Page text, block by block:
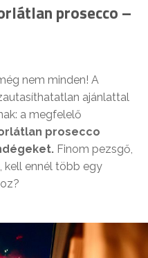
prosecco –
nem minden! A
ajánlattal
a megfelelő
prosecco
Finom pezsgő,
kell ennél több egy